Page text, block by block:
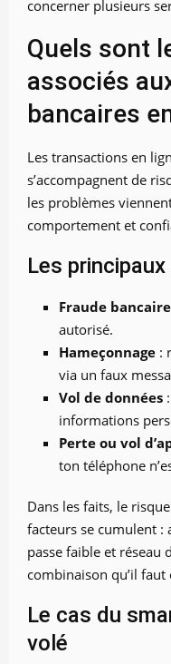
concerner plusieurs
Quels sont
associés
bancaires
Les transactions en
s’accompagnent de
les problèmes
comportement et
Les
Fraude bancaire
autorisé.
Hameçonnage :
via un faux
Vol de données
informations
Perte ou vol
ton téléphone
Dans les faits, le
facteurs se cumulent
passe faible et réseau
combinaison qu’il faut
Le cas du
volé